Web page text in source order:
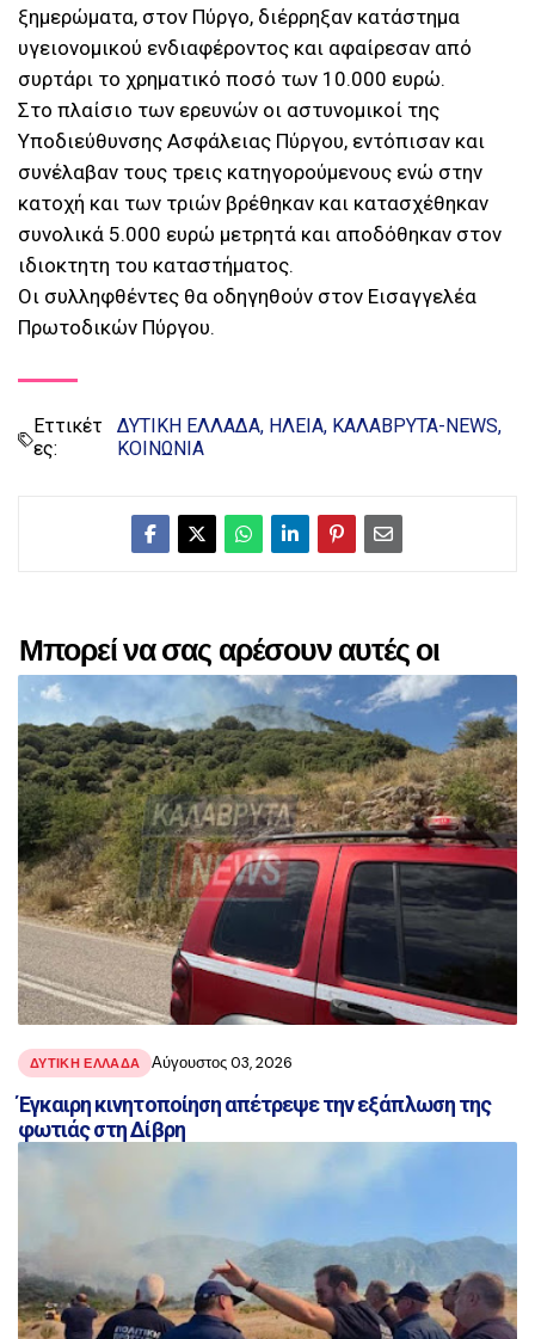
ξημερώματα, στον Πύργο, διέρρηξαν κατάστημα
υγειονομικού ενδιαφέροντος και αφαίρεσαν από
συρτάρι το χρηματικό ποσό των 10.000 ευρώ.
Στο πλαίσιο των ερευνών οι αστυνομικοί της
Υποδιεύθυνσης Ασφάλειας Πύργου, εντόπισαν και
συνέλαβαν τους τρεις κατηγορούμενους ενώ στην
κατοχή και των τριών βρέθηκαν και κατασχέθηκαν
συνολικά 5.000 ευρώ μετρητά και αποδόθηκαν στον
ιδιοκτητη του καταστήματος.
Οι συλληφθέντες θα οδηγηθούν στον Εισαγγελέα
Πρωτοδικών Πύργου.
Εττικέτ
ες:
ΔΥΤΙΚΗ ΕΛΛΑΔΑ ΗΛΕΙΑ ΚΑΛΑΒΡΥΤΑ-NEWS
ΚΟΙΝΩΝΙΑ
Μπορεί να σας αρέσουν αυτές οι
αναρτήσεις
ΔΥΤΙΚΗ ΕΛΛΑΔΑ Αύγουστος 03, 2026
Έγκαιρη κινητοποίηση απέτρεψε την εξάπλωση της
φωτιάς στη Δίβρη